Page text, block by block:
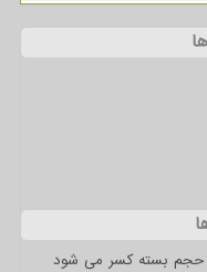
حجم بسته کسر می شود